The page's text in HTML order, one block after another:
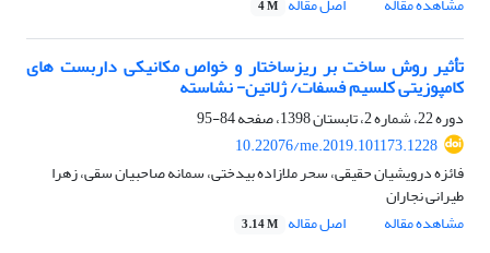
4 M
تأثیر روش ساخت بر ریزساختار و خواص مکانیکی داربست های
کامپوزیتی کلسیم فسفات/ ژلاتین- نشاسته
دوره 22، شماره 2، تابستان 1398، صفحه
84-95
10.22076/me.2019.101173.1228
فائزه درویشیان حقیقی، سحر ملازاده بیدختی، سمانه صاحبیان سقی، زهرا
طیرانی نجاران
مشاهده مقاله
اصل مقاله 3.14 M